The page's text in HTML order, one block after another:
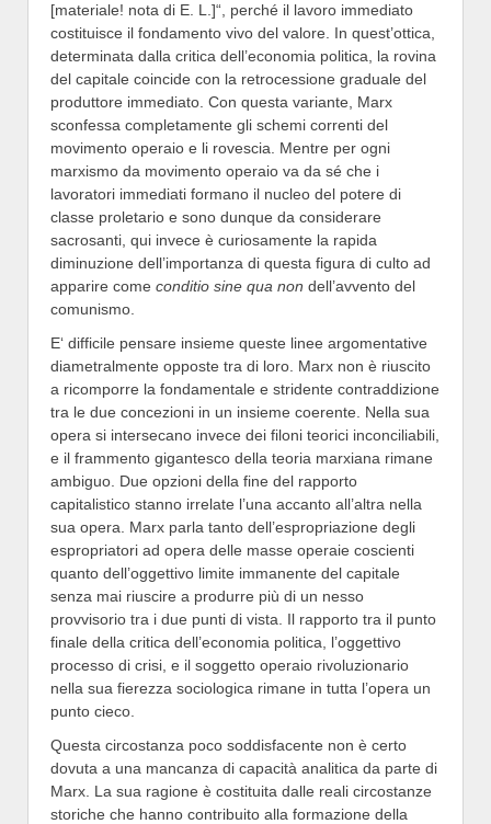
[materiale! nota di E. L.]“, perché il lavoro immediato
costituisce il fondamento vivo del valore. In quest’ottica,
determinata dalla critica dell’economia politica, la rovina
del capitale coincide con la retrocessione graduale del
produttore immediato. Con questa variante, Marx
sconfessa completamente gli schemi correnti del
movimento operaio e li rovescia. Mentre per ogni
marxismo da movimento operaio va da sé che i
lavoratori immediati formano il nucleo del potere di
classe proletario e sono dunque da considerare
sacrosanti, qui invece è curiosamente la rapida
diminuzione dell’importanza di questa figura di culto ad
apparire come conditio sine qua non dell’avvento del
comunismo.
E‘ difficile pensare insieme queste linee argomentative
diametralmente opposte tra di loro. Marx non è riuscito
a ricomporre la fondamentale e stridente contraddizione
tra le due concezioni in un insieme coerente. Nella sua
opera si intersecano invece dei filoni teorici inconciliabili,
e il frammento gigantesco della teoria marxiana rimane
ambiguo. Due opzioni della fine del rapporto
capitalistico stanno irrelate l’una accanto all’altra nella
sua opera. Marx parla tanto dell’espropriazione degli
espropriatori ad opera delle masse operaie coscienti
quanto dell’oggettivo limite immanente del capitale
senza mai riuscire a produrre più di un nesso
provvisorio tra i due punti di vista. Il rapporto tra il punto
finale della critica dell’economia politica, l’oggettivo
processo di crisi, e il soggetto operaio rivoluzionario
nella sua fierezza sociologica rimane in tutta l’opera un
punto cieco.
Questa circostanza poco soddisfacente non è certo
dovuta a una mancanza di capacità analitica da parte di
Marx. La sua ragione è costituita dalle reali circostanze
storiche che hanno contribuito alla formazione della